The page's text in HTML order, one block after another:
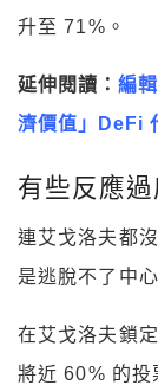
升至 71%。
延伸閱讀： 編
濟價值」DeFi
有些反應過
連艾戈洛夫都
是逃脫不了中
在艾戈洛夫鎖
將近 60% 的投